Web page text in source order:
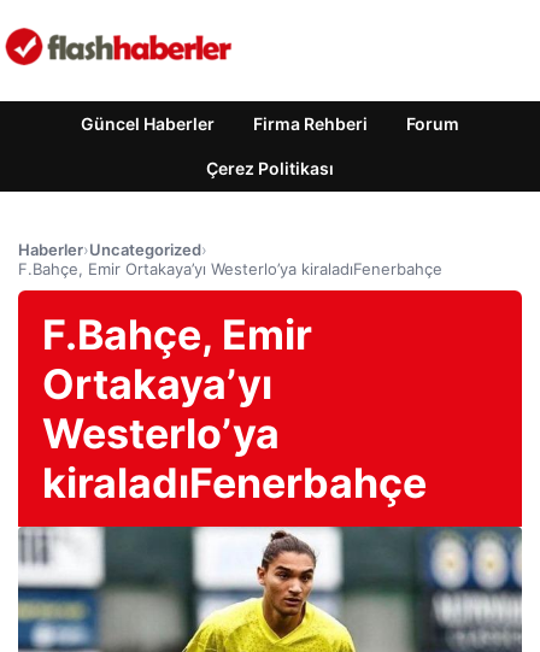
Güncel Haberler Firma Rehberi Forum
Çerez Politikası
Haberler›Uncategorized›
F.Bahçe, Emir Ortakaya’yı Westerlo’ya kiraladıFenerbahçe
F.Bahçe, Emir
Ortakaya’yı
Westerlo’ya
kiraladıFenerbahçe